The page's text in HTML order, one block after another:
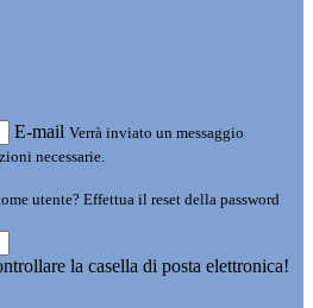
E-mail Verrà inviato un messaggio
necessarie.
utente? Effettua il reset della password
la casella di posta elettronica!